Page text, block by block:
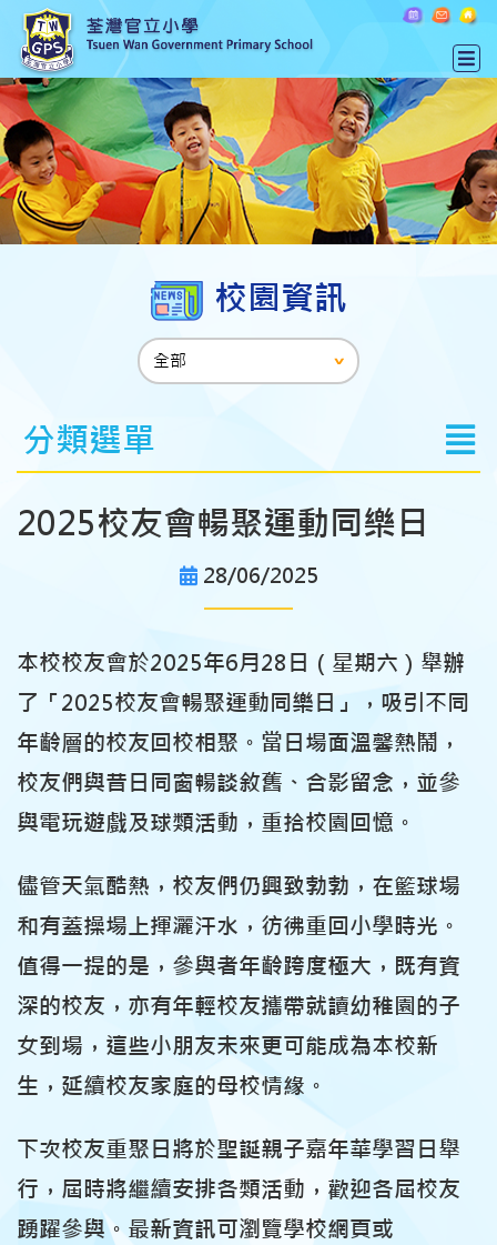
校園資訊
分類選單
2025校友會暢聚運動同樂日
28/06/2025
本校校友會於2025年6月28日（星期六）舉辦
了「2025校友會暢聚運動同樂日」，吸引不同
年齡層的校友回校相聚。當日場面溫馨熱鬧，
校友們與昔日同窗暢談敘舊、合影留念，並參
與電玩遊戲及球類活動，重拾校園回憶。
儘管天氣酷熱，校友們仍興致勃勃，在籃球場
和有蓋操場上揮灑汗水，彷彿重回小學時光。
值得一提的是，參與者年齡跨度極大，既有資
深的校友，亦有年輕校友攜帶就讀幼稚園的子
女到場，這些小朋友未來更可能成為本校新
生，延續校友家庭的母校情緣。
下次校友重聚日將於聖誕親子嘉年華學習日舉
行，屆時將繼續安排各類活動，歡迎各屆校友
踴躍參與。最新資訊可瀏覽學校網頁或